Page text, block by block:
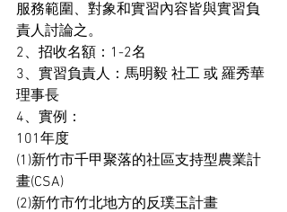
服務範圍、對象和實習內容皆與實習負
責人討論之。
2、招收名額：1-2名
3、實習負責人：馬明毅 社工 或 羅秀華
理事長
4、實例：
101年度
(1)新竹市千甲聚落的社區支持型農業計
畫(CSA)
(2)新竹市竹北地方的反璞玉計畫